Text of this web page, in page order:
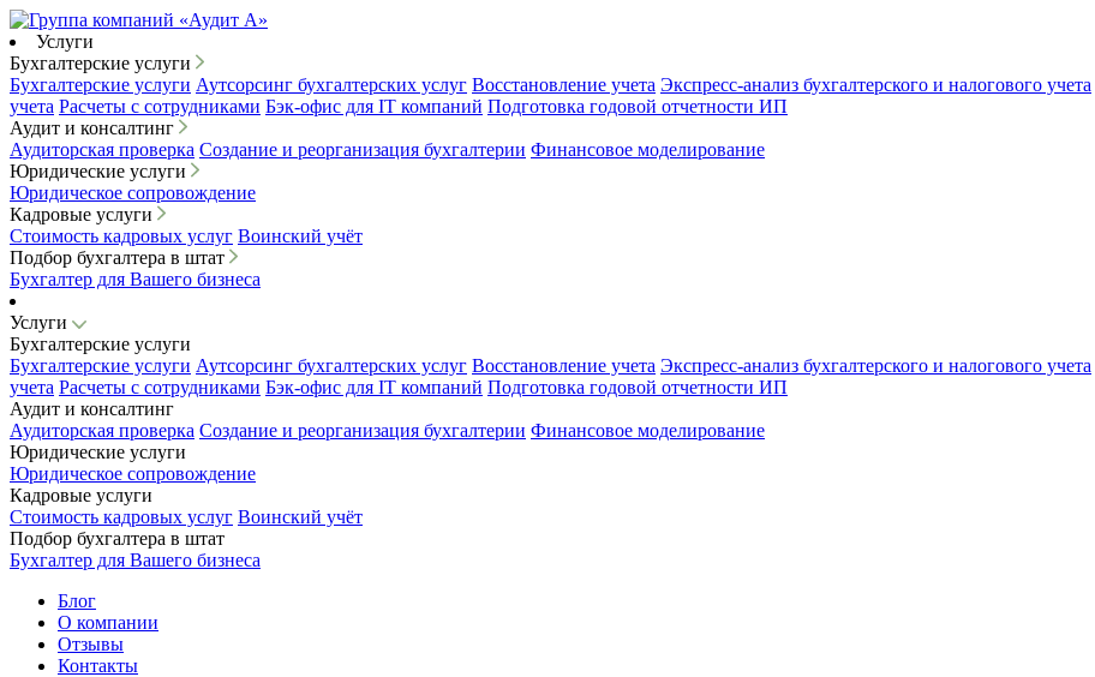
Услуги
Бухгалтерские услуги
Бухгалтерские услуги Аутсорсинг бухгалтерских услуг Восстановление учета Экспресс-анализ бухгалтерского и налогового учета
учета Расчеты с сотрудниками Бэк-офис для IT компаний Подготовка годовой отчетности ИП
Аудит и консалтинг
Аудиторская проверка Создание и реорганизация бухгалтерии Финансовое моделирование
Юридические услуги
Юридическое сопровождение
Кадровые услуги
Стоимость кадровых услуг Воинский учёт
Подбор бухгалтера в штат
Бухгалтер для Вашего бизнеса
Услуги
Бухгалтерские услуги
Бухгалтерские услуги Аутсорсинг бухгалтерских услуг Восстановление учета Экспресс-анализ бухгалтерского и налогового учета
учета Расчеты с сотрудниками Бэк-офис для IT компаний Подготовка годовой отчетности ИП
Аудит и консалтинг
Аудиторская проверка Создание и реорганизация бухгалтерии Финансовое моделирование
Юридические услуги
Юридическое сопровождение
Кадровые услуги
Стоимость кадровых услуг Воинский учёт
Подбор бухгалтера в штат
Бухгалтер для Вашего бизнеса
Блог
О компании
Отзывы
Контакты